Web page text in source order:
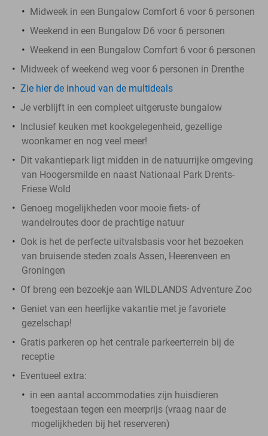
Midweek in een Bungalow Comfort 6 voor 6 personen
Weekend in een Bungalow D6 voor 6 personen
Weekend in een Bungalow Comfort 6 voor 6 personen
Midweek of weekend weg voor 6 personen in Drenthe
Zie hier de inhoud van de multideals
Je verblijft in een compleet uitgeruste bungalow
Inclusief keuken met kookgelegenheid, gezellige
woonkamer en nog veel meer!
Dit vakantiepark ligt midden in de natuurrijke omgeving
van Hoogersmilde en naast Nationaal Park Drents-
Friese Wold
Genoeg mogelijkheden voor mooie fiets- of
wandelroutes door de prachtige natuur
Ook is het de perfecte uitvalsbasis voor het bezoeken
van bruisende steden zoals Assen, Heerenveen en
Groningen
Of breng een bezoekje aan WILDLANDS Adventure Zoo
Geniet van een heerlijke vakantie met je favoriete
gezelschap!
Gratis parkeren op het centrale parkeerterrein bij de
receptie
Eventueel extra:
in een aantal accommodaties zijn huisdieren
toegestaan tegen een meerprijs (vraag naar de
mogelijkheden bij het reserveren)